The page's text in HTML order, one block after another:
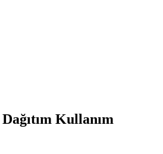
Kullanım